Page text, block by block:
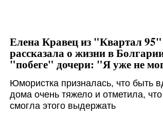
Елена Кравец из "Квартал 95"
рассказала о жизни в
"побеге" дочери: "Я уже не
Юмористка призналась, что быть
дома очень тяжело и отметила,
смогла этого выдержать